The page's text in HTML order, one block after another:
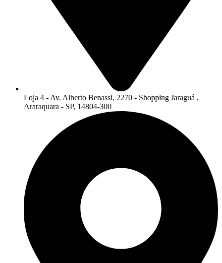
Loja 4 - Av. Alberto Benassi, 2270 - Shopping Jaraguá ,
Araraquara - SP, 14804-300